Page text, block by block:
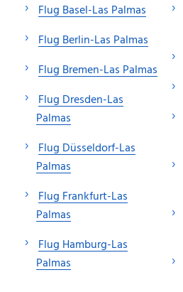
Flug Basel-Las Palmas
Flug Berlin-Las Palmas
Flug Bremen-Las Palmas
Flug Dresden-Las
Palmas
Flug Düsseldorf-Las
Palmas
Flug Frankfurt-Las
Palmas
Flug Hamburg-Las
Palmas